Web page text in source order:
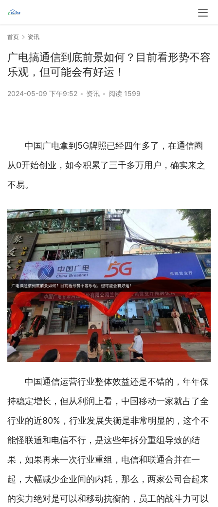
首页 资讯
广电搞通信到底前景如何？目前看形势不容
乐观，但可能会有好运！
2024-05-09 下午9:52 • 资讯 • 阅读 1599
中国广电拿到5G牌照已经四年多了，在通信圈
从0开始创业，如今积累了三千多万用户，确实来之
不易。
中国通信运营行业整体效益还是不错的，年年保
持稳定增长，但从利润上看，中国移动一家就占了全
行业的近80%，行业发展失衡是非常明显的，这个不
能怪联通和电信不行，是这些年拆分重组导致的结
果，如果再来一次行业重组，电信和联通合并在一
起，大幅减少企业间的内耗，那么，两家公司合起来
的实力绝对是可以和移动抗衡的，员工的战斗力可以